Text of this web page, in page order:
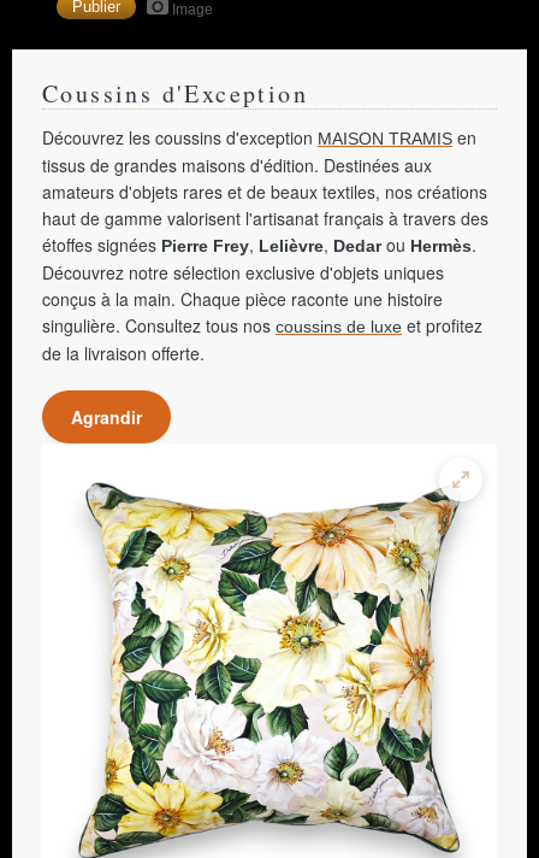
Image
Coussins d'Exception
Découvrez les coussins d'exception MAISON TRAMIS en
tissus de grandes maisons d'édition. Destinées aux
amateurs d'objets rares et de beaux textiles, nos créations
haut de gamme valorisent l'artisanat français à travers des
étoffes signées Pierre Frey, Lelièvre, Dedarou Hermès.
Découvrez notre sélection exclusive d'objets uniques
conçus à la main. Chaque pièce raconte une histoire
singulière. Consultez tous nos coussins de luxe et profitez
de la livraison offerte.
Agrandir